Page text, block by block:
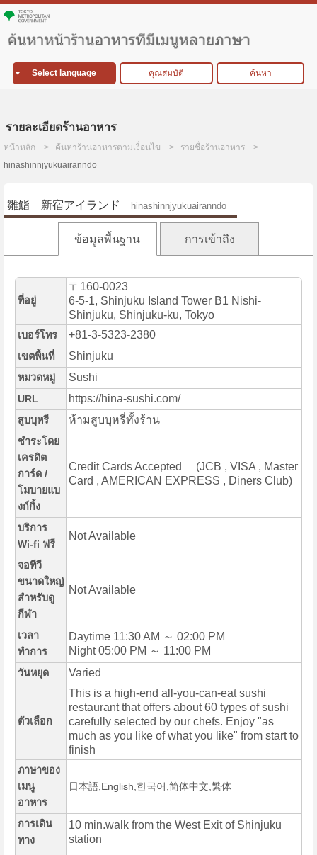
Select language คุณสมบัติ ค้นหา
รายละเอียดร้านอาหาร
หน้าหลัก ค้นหาร้านอาหารตามเงื่อนไข
รายชื่อร้านอาหาร
hinashinnjyukuairanndo
雛鮨 新宿アイランド hinashinnjyukuairanndo
ข้อมูลพื้นฐาน การเข้าถึง
ที่อยู่
〒160-0023
6-5-1, Shinjuku Island Tower B1 Nishi-
Shinjuku, Shinjuku-ku, Tokyo
เบอร์โทร +81-3-5323-2380
เขตพื้นที่ Shinjuku
หมวดหมู่ Sushi
URL https://hina-sushi.com/
สูบบุหรี ห้ามสูบบุหรี่ทั้งร้าน
ชำระโดย
เครดิต
การ์ด /
โมบายแบ
งก์กิ้ง
Credit Cards Accepted (JCB , VISA , Master
Card , AMERICAN EXPRESS , Diners Club)
บริการ
Wi-fi ฟรี
Not Available
จอทีวี
ขนาดใหญ่
สำหรับดู
กีฬา
Not Available
เวลา
ทำการ
Daytime 11:30 AM ～ 02:00 PM
Night 05:00 PM ～ 11:00 PM
วันหยุด Varied
ตัวเลือก
This is a high-end all-you-can-eat sushi
restaurant that offers about 60 types of sushi
carefully selected by our chefs. Enjoy "as
much as you like of what you like" from start to
finish
ภาษาของ
เมนู
อาหาร
日本語,English,한국어,简体中文,繁体
การเดิน
ทาง
10 min.walk from the West Exit of Shinjuku
station